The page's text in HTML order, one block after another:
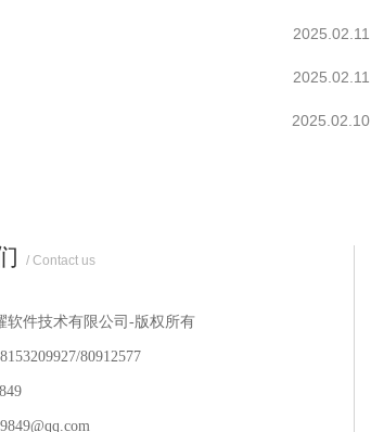
2025.02.11
2025.02.11
2025.02.10
/ Contact us
软件技术有限公司-版权所有
80912577